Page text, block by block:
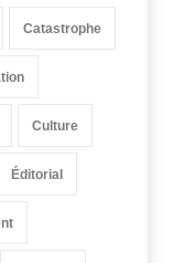
Catastrophe
Culture
Éditorial